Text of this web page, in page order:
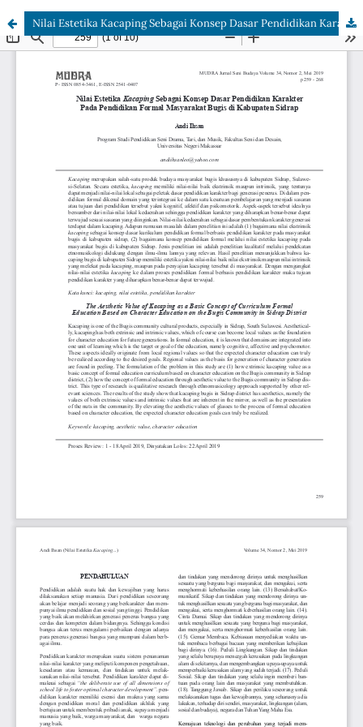
Nilai Estetika Kacaping Sebagai Konsep Dasar Pendidikan Karakter Pada Pendidikan Formal Masyarakat Bugis di Kabupaten Sidrap